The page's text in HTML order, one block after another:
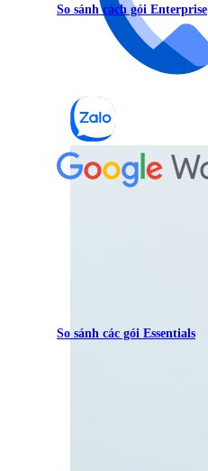
So sánh cách gói Enterprise
So sánh các gói Essentials